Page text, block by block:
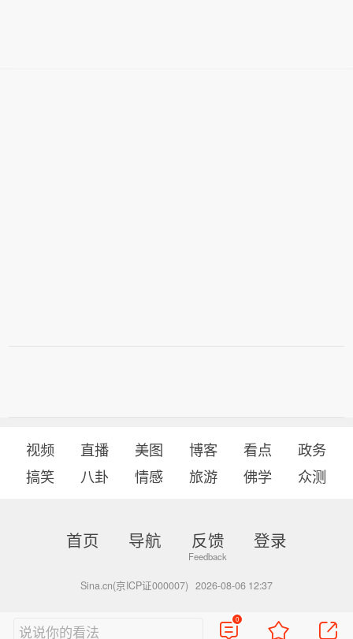
视频 直播 美图 博客 看点
政务
搞笑
八卦 情感 旅游 佛学 众测
首页 导航 反馈 登录
Sina.cn(京ICP证000007) 2026-08-06 12:37
说说你的看法
0